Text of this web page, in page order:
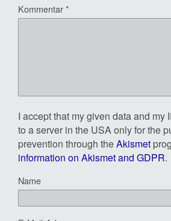
Kommentar*
I accept that my given data and my
to a server in the USA only for the
prevention through theAkismet
information on Akismet and GDPR.
Name